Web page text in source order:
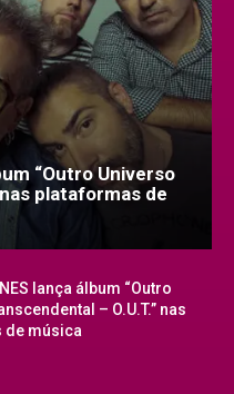
“Outro Universo
plataformas de
lança álbum “Outro
– O.U.T.” nas
de música